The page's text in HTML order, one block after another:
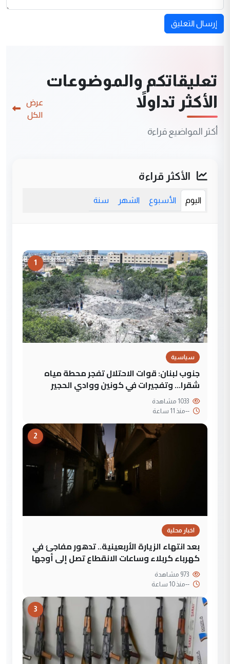
إرسال التعليق
تعليقاتكم والموضوعات
الأكثر تداولاً
أكثر المواضيع قراءة
عرض
الكل
الأكثر قراءة
اليوم الأسبوع الشهر سنة
1
سياسية
جنوب لبنان: قوات الاحتلال تفجر محطة مياه
شقرا… وتفجيرات في كونين ووادي الحجير
--منذ 11 ساعة
2
اخبار محلية
بعد انتهاء الزيارة الأربعينية.. تدهور مفاجئ في
كهرباء كربلاء وساعات الانقطاع تصل إلى أوجها
--منذ 10 ساعة
3